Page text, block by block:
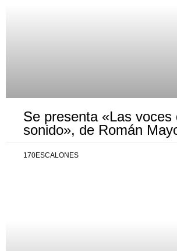
Se presenta «Las voces
sonido», de Román
170ESCALONES